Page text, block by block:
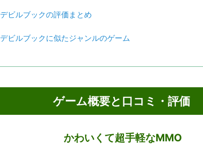
デビルブックの評価まとめ
デビルブックに似たジャンルのゲーム
ゲーム概要と口コミ・評価
かわいくて超手軽なMMO